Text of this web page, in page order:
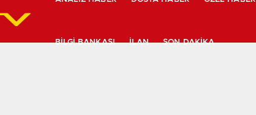
BILGI BANKASI İLAN SON DAKIKA